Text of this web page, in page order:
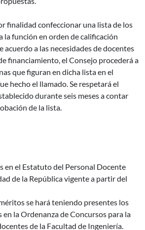
finalidad confeccionar una lista de los
la función en orden de calificación
acuerdo a las necesidades de docentes
financiamiento, el Consejo procederá a
que figuran en dicha lista en el
hecho el llamado. Se respetará el
durante seis meses a contar
de la lista.
en el Estatuto del Personal Docente
de la República vigente a partir del
se hará teniendo presentes los
la Ordenanza de Concursos para la
de la Facultad de Ingeniería.